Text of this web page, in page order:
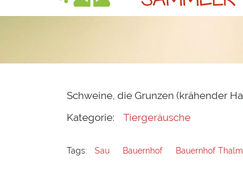
Schweine, die Grunzen (krähender
Kategorie:
Tiergeräusche
Tags: Sau Bauernhof Bauernhof